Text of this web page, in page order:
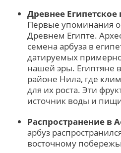
Древнее
Первые упоминания о
Древнем Египте.
семена арбуза в
датируемых
нашей эры. Египтяне
районе Нила, где
для их роста. Эти
источник воды и
Распространение в
арбуз
восточному